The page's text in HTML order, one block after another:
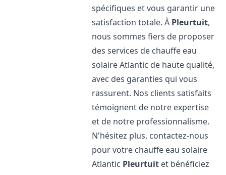
spécifiques et vous garantir une
satisfaction totale. À Pleurtuit,
nous sommes fiers de proposer
des services de chauffe eau
solaire Atlantic de haute qualité,
avec des garanties qui vous
rassurent. Nos clients satisfaits
témoignent de notre expertise
et de notre professionnalisme.
N'hésitez plus, contactez-nous
pour votre chauffe eau solaire
Atlantic Pleurtuit et bénéficiez